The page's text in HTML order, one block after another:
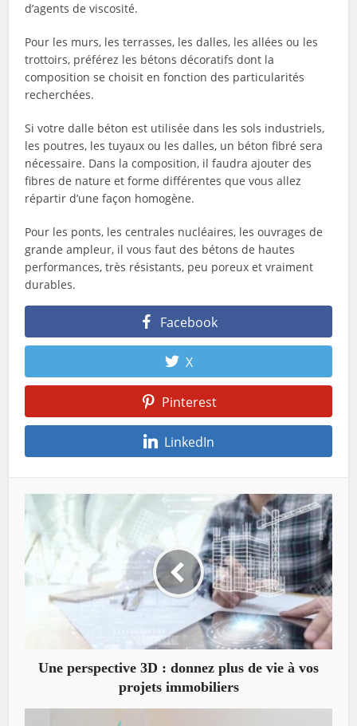
d’agents de viscosité.
Pour les murs, les terrasses, les dalles, les allées ou les
trottoirs, préférez les bétons décoratifs dont la
composition se choisit en fonction des particularités
recherchées.
Si votre dalle béton est utilisée dans les sols industriels,
les poutres, les tuyaux ou les dalles, un béton fibré sera
nécessaire. Dans la composition, il faudra ajouter des
fibres de nature et forme différentes que vous allez
répartir d’une façon homogène.
Pour les ponts, les centrales nucléaires, les ouvrages de
grande ampleur, il vous faut des bétons de hautes
performances, très résistants, peu poreux et vraiment
durables.
Facebook
X
Pinterest
LinkedIn
Une perspective 3D : donnez plus de vie à vos
projets immobiliers